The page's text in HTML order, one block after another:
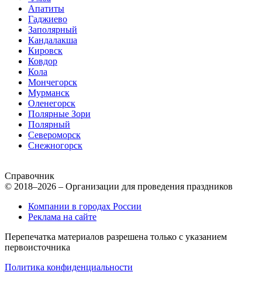
Апатиты
Гаджиево
Заполярный
Кандалакша
Кировск
Ковдор
Кола
Мончегорск
Мурманск
Оленегорск
Полярные Зори
Полярный
Североморск
Снежногорск
Справочник
© 2018–2026 – Организации для проведения праздников
Компании в городах России
Реклама на сайте
Перепечатка материалов разрешена только с указанием
первоисточника
Политика конфиденциальности